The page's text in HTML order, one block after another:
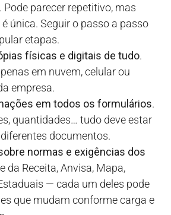
. Pode parecer repetitivo, mas
única. Seguir o passo a passo
etapas.
físicas e digitais de tudo.
em nuvem, celular ou
empresa.
em todos os formulários.
quantidades… tudo deve estar
documentos.
normas e exigências dos
da Receita, Anvisa, Mapa,
— cada um deles pode
que mudam conforme carga e